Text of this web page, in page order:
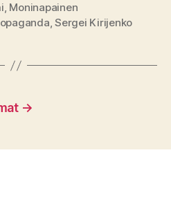
, Moninapainen
,Sergei Kirijenko
→